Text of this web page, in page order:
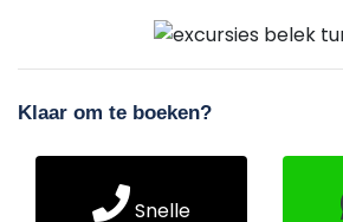
Klaar om te boeken?
Snelle